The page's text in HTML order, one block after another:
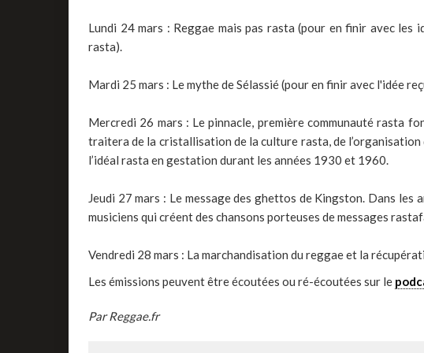
Lundi 24 mars : Reggae mais pas rasta (pour en finir avec les
rasta).
Mardi 25 mars : Le mythe de Sélassié (pour en finir avec l'idée
Mercredi 26 mars : Le pinnacle, première communauté rasta
traitera de la cristallisation de la culture rasta, de
l’idéal rasta en gestation durant les années 1930 et 1960.
Jeudi 27 mars : Le message des ghettos de Kingston. Dans
musiciens qui créent des chansons porteuses de messages
Vendredi 28 mars : La marchandisation du reggae et la
Les émissions peuvent être écoutées ou ré-écoutées sur le
Par Reggae.fr